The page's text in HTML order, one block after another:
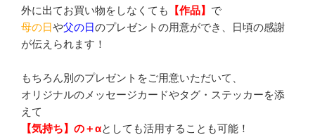
外に出てお買い物をしなくても
【作品】 で
母の日や父の日のプレゼントの用意ができ、日頃の感謝
が伝えられます！
もちろん別のプレゼントをご用意いただいて、
オリジナルのメッセージカードやタグ・ステッカーを添
えて
【気持ち】の＋αとしても活用することも可能！